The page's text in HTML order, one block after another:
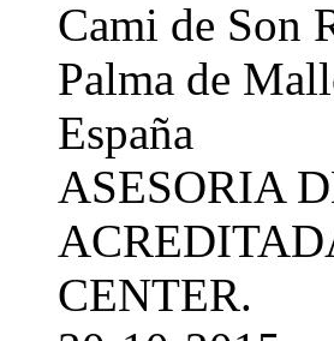
Cami de Son
Palma de
España
ASESORIA
CENTER.